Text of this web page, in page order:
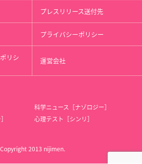
プレスリリース送付先
プライバシーポリシー
リシ 運営会社
科学ニュース［ナゾロジー］
心理テスト［シンリ］
Copyright 2013 nijimen.